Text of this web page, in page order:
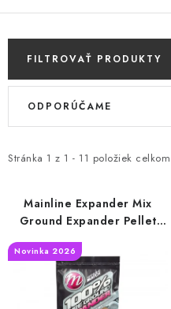
DARČEKOVÝ POUKAZ
OBCHODNÉ PODMIENKY
MOJA OBJEDNÁVKA
KONTAKTY
FILTROVAŤ PRODUKTY
V
i
o
Stránka 1 z 1 - 11 položiek celkom
R
e
p
ODPORÚČAME
Mainline Expander Mix
Ground Expander Pellet
Fine - 1kg
Novinka 2026